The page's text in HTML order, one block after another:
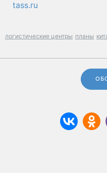
tass.ru
логистические центры планы